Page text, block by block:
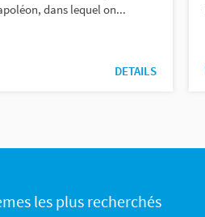
dans lequel on...
DETAILS
les plus recherchés